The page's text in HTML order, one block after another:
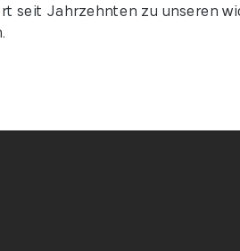
seit Jahrzehnten zu unseren